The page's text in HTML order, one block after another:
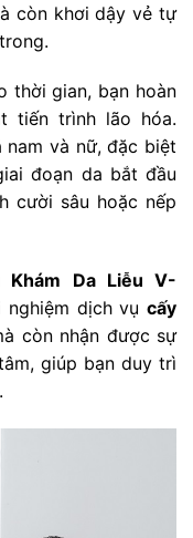
còn khơi dậy vẻ tự
thời gian, bạn hoàn
tiến trình lão hóa.
nam và nữ, đặc biệt
đoạn da bắt đầu
cười sâu hoặc nếp
Khám Da Liễu V-
dịch vụ cấy
còn nhận được sự
giúp bạn duy trì